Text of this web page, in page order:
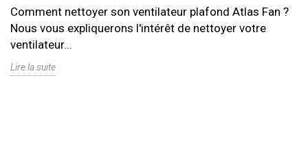
Comment nettoyer son ventilateur plafond Atlas Fan ?
Nous vous expliquerons l'intérêt de nettoyer votre
ventilateur...
Lire la suite